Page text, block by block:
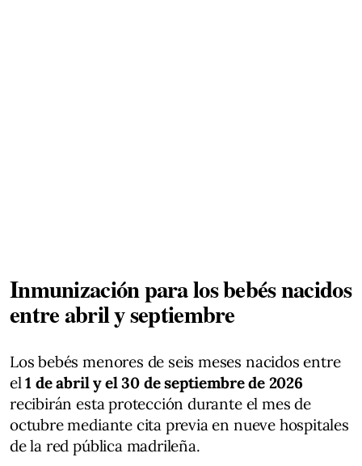
Inmunización para los bebés nacidos
entre abril y septiembre
Los bebés menores de seis meses nacidos entre
el1 de abril y el 30 de septiembre de 2026
recibirán esta protección durante el mes de
octubre mediante cita previa en nueve hospitales
de la red pública madrileña.